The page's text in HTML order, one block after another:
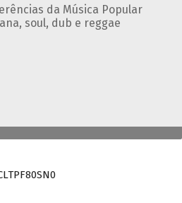
da Música Popular
soul, dub e reggae